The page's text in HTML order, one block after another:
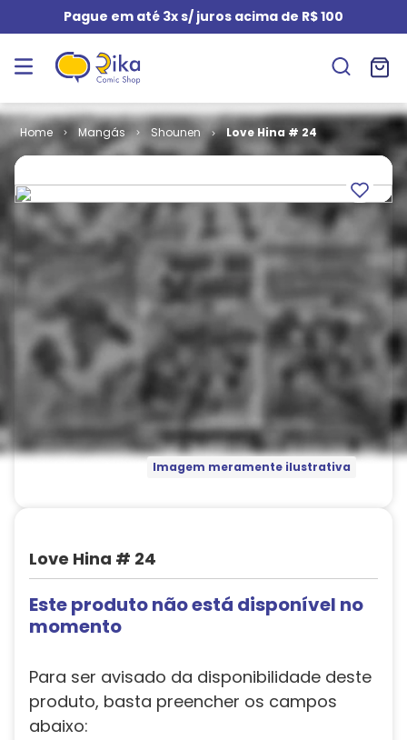
Pague em até 3x s/ juros acima de R$ 100
Mangás Shounen Love Hina # 24
Imagem meramente ilustrativa
Love Hina # 24
Este produto não está disponível no
momento
Para ser avisado da disponibilidade deste
produto, basta preencher os campos
abaixo: